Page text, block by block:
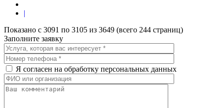
|
Показано с 3091 по 3105 из 3649 (всего 244 страниц)
Заполните заявку
Я согласен на обработку персональных данных